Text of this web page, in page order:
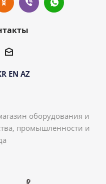
EN AZ
оборудования и
промышленности и